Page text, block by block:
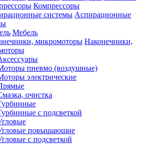
Компрессоры
Аспирационные
Мебель
Наконечники,
пневмо (воздушные)
электрические
очистка
с подсветкой
повышающие
с подсветкой